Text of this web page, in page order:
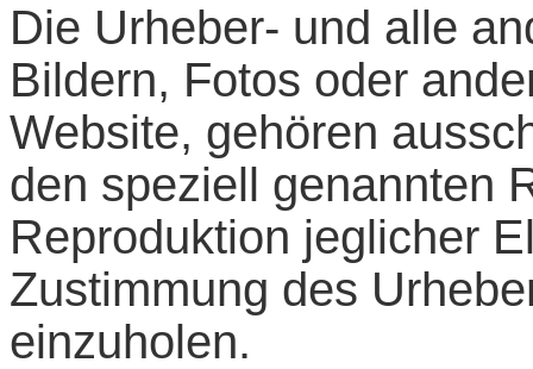
Die Urheber- und alle
Bildern, Fotos oder
Website, gehören
den speziell genannten
Reproduktion jeglicher
Zustimmung des
einzuholen.